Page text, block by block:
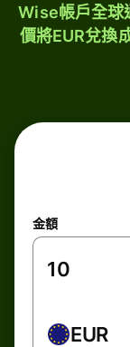
Wise帳戶全球
價將EUR兌換
金額
EUR